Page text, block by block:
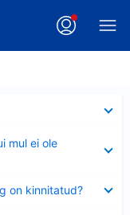
mul ei ole
on kinnitatud?